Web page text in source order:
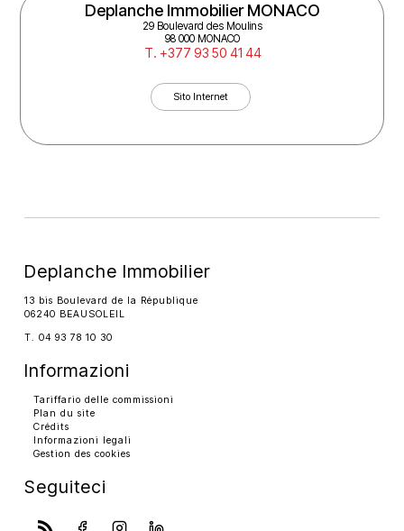
Deplanche Immobilier MONACO
29 Boulevard des Moulins
98 000 MONACO
T. +377 93 50 41 44
Sito Internet
Deplanche Immobilier
13 bis Boulevard de la République
06240 BEAUSOLEIL
T. 04 93 78 10 30
Informazioni
Tariffario delle commissioni
Plan du site
Crédits
Informazioni legali
Gestion des cookies
Seguiteci